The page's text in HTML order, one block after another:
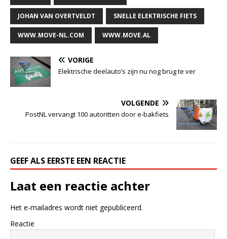
JOHAN VAN OVERTVELDT SNELLE ELEKTRISCHE FIETS
WWW.MOVE-NL.COM WWW.MOVE.AL
VORIGE
Elektrische deelauto’s zijn nu nog brug te ver
VOLGENDE
PostNL vervangt 100 autoritten door e-bakfiets
GEEF ALS EERSTE EEN REACTIE
Laat een reactie achter
Het e-mailadres wordt niet gepubliceerd.
Reactie